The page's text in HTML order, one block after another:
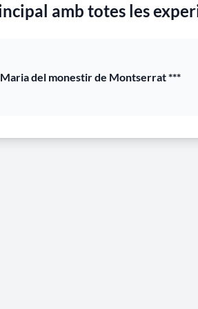
amb totes les
Maria del monestir de Montserrat ***